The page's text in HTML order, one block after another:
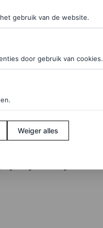
Lisa
maar vooral
en maakte recent
uitbouwt,
tijdens Paris
het maken van
kan blijven
gebruik van de website.
door gebruik van cookies.
Weiger alles